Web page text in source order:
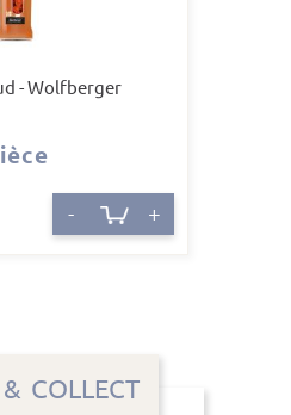
COLLECT
- Wolfberger
- +